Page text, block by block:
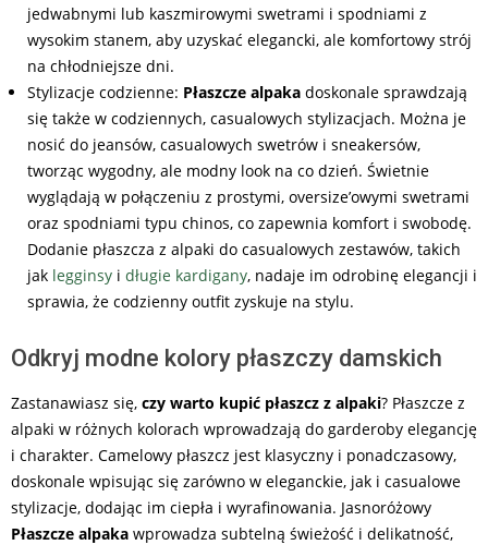
jedwabnymi lub kaszmirowymi swetrami i spodniami z
wysokim stanem, aby uzyskać elegancki, ale komfortowy strój
na chłodniejsze dni.
Stylizacje codzienne: Płaszcze alpaka doskonale sprawdzają
się także w codziennych, casualowych stylizacjach. Można je
nosić do jeansów, casualowych swetrów i sneakersów,
tworząc wygodny, ale modny look na co dzień. Świetnie
wyglądają w połączeniu z prostymi, oversize’owymi swetrami
oraz spodniami typu chinos, co zapewnia komfort i swobodę.
Dodanie płaszcza z alpaki do casualowych zestawów, takich
jak legginsy i długie kardigany, nadaje im odrobinę elegancji i
sprawia, że codzienny outfit zyskuje na stylu.
Odkryj modne kolory płaszczy damskich
Zastanawiasz się, czy warto kupić płaszcz z alpaki? Płaszcze z
alpaki w różnych kolorach wprowadzają do garderoby elegancję
i charakter. Camelowy płaszcz jest klasyczny i ponadczasowy,
doskonale wpisując się zarówno w eleganckie, jak i casualowe
stylizacje, dodając im ciepła i wyrafinowania. Jasnoróżowy
Płaszcze alpaka wprowadza subtelną świeżość i delikatność,